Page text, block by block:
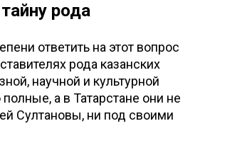
рода
ответить на этот вопрос
рода казанских
научной и культурной
а в Татарстане они не
Султановы, ни под своими